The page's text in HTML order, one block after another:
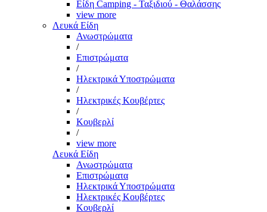
Είδη Camping - Ταξιδιού - Θαλάσσης
view more
Λευκά Είδη
Ανωστρώματα
/
Επιστρώματα
/
Ηλεκτρικά Υποστρώματα
/
Ηλεκτρικές Κουβέρτες
/
Κουβερλί
/
view more
Λευκά Είδη
Ανωστρώματα
Επιστρώματα
Ηλεκτρικά Υποστρώματα
Ηλεκτρικές Κουβέρτες
Κουβερλί